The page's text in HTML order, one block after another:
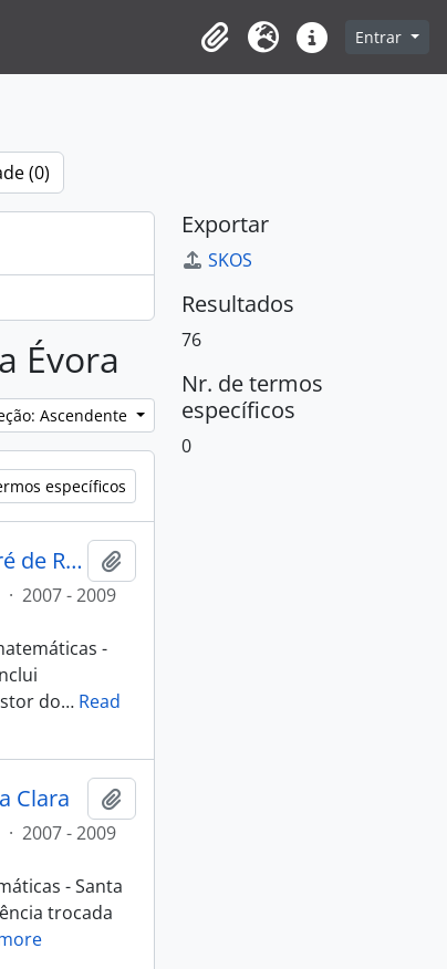
Clipboard
Idioma Ligações rápidas
Entrar
(0)
Évora
Ascendente
específicos
1.º Inter-escolas de jogos matemáticas - Escola Básica 2,3 André de Resende
· 2007 - 2009
-
do… Read
Clara
· 2007 - 2009
- Santa
trocada
Exportar
SKOS
Resultados
76
Nr. de termos
específicos
0